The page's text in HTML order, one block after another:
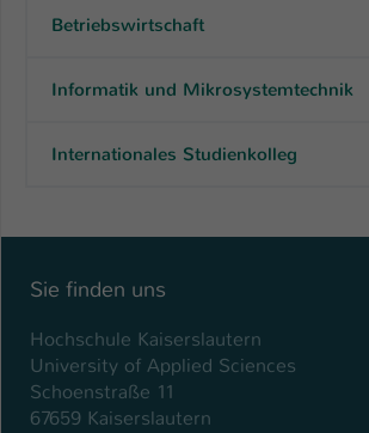
Betriebswirtschaft
Informatik und Mikrosystemtechnik
Internationales Studienkolleg
Sie finden uns
Hochschule Kaiserslautern
University of Applied Sciences
Schoenstraße 11
67659 Kaiserslautern
Anbieter TYPO3
Laufzeit 1 Tag
Zweck